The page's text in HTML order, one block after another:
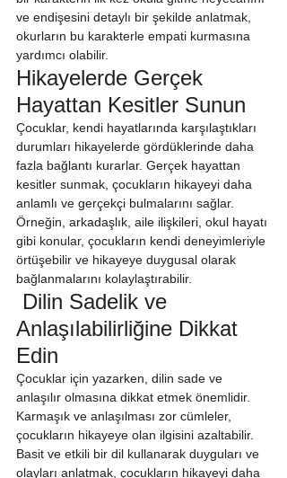
ve endişesini detaylı bir şekilde anlatmak,
okurların bu karakterle empati kurmasına
yardımcı olabilir.
Hikayelerde Gerçek
Hayattan Kesitler Sunun
Çocuklar, kendi hayatlarında karşılaştıkları
durumları hikayelerde gördüklerinde daha
fazla bağlantı kurarlar. Gerçek hayattan
kesitler sunmak, çocukların hikayeyi daha
anlamlı ve gerçekçi bulmalarını sağlar.
Örneğin, arkadaşlık, aile ilişkileri, okul hayatı
gibi konular, çocukların kendi deneyimleriyle
örtüşebilir ve hikayeye duygusal olarak
bağlanmalarını kolaylaştırabilir.
Anlaşılabilirliğine Dikkat
Edin
Çocuklar için yazarken, dilin sade ve
anlaşılır olmasına dikkat etmek önemlidir.
Karmaşık ve anlaşılması zor cümleler,
çocukların hikayeye olan ilgisini azaltabilir.
Basit ve etkili bir dil kullanarak duyguları ve
olayları anlatmak, çocukların hikayeyi daha